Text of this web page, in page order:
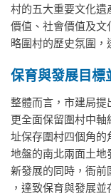
村的五大重要文化
價值、社會價值及
略圍村的歷史氛圍，
保育與發展目標
整體而言，市建局提
更全面保留圍村中
址保存圍村四個角
地盤的南北兩面土
新發展的同時，衙
，達致保育與發展